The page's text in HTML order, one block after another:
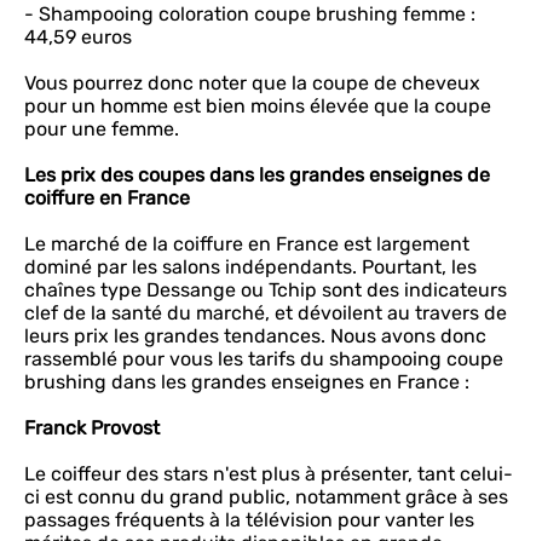
- Shampooing coloration coupe brushing femme :
44,59 euros
Vous pourrez donc noter que la coupe de cheveux
pour un homme est bien moins élevée que la coupe
pour une femme.
Les prix des coupes dans les grandes enseignes de
coiffure en France
Le marché de la coiffure en France est largement
dominé par les salons indépendants. Pourtant, les
chaînes type Dessange ou Tchip sont des indicateurs
clef de la santé du marché, et dévoilent au travers de
leurs prix les grandes tendances. Nous avons donc
rassemblé pour vous les tarifs du shampooing coupe
brushing dans les grandes enseignes en France :
Franck Provost
Le coiffeur des stars n'est plus à présenter, tant celui-
ci est connu du grand public, notamment grâce à ses
passages fréquents à la télévision pour vanter les